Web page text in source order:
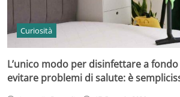
Curiosità
L’unico modo per disinfettare a
evitare problemi di salute: è